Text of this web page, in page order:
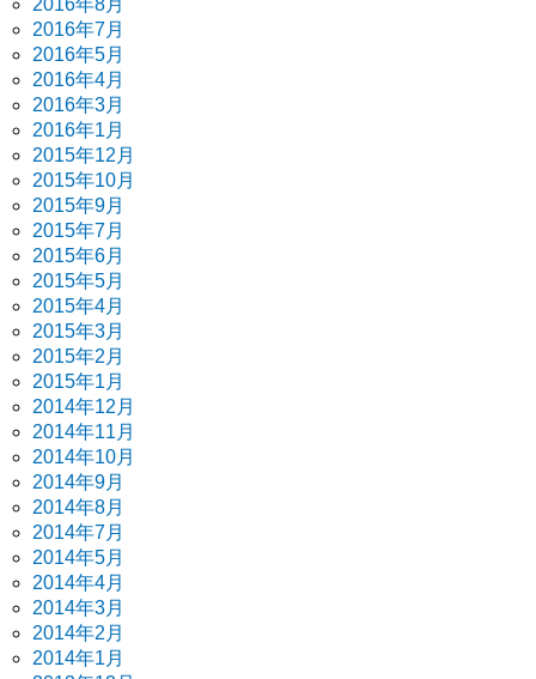
2016年8月
2016年7月
2016年5月
2016年4月
2016年3月
2016年1月
2015年12月
2015年10月
2015年9月
2015年7月
2015年6月
2015年5月
2015年4月
2015年3月
2015年2月
2015年1月
2014年12月
2014年11月
2014年10月
2014年9月
2014年8月
2014年7月
2014年5月
2014年4月
2014年3月
2014年2月
2014年1月